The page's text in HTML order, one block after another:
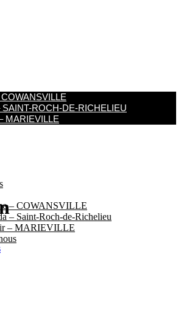
SAINT-ROCH-DE-RICHELIEU
MARIEVILLE
– COWANSVILLE​
– Saint-Roch-de-Richelieu
– MARIEVILLE